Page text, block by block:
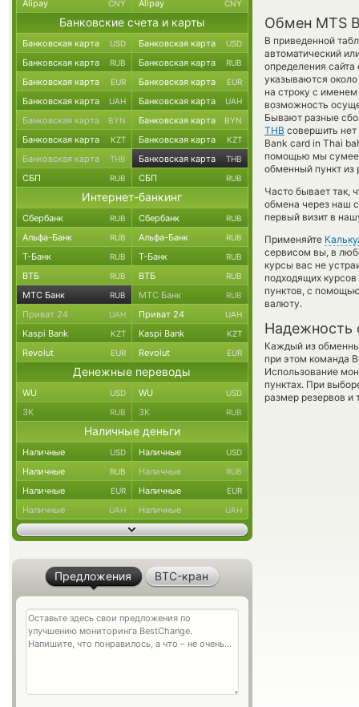
Обмен MTS
В приведенной
автоматический
определения
указываются
на строку с
возможность
Бывают разные
THB совершить
Bank card in Thai
помощью мы
обменный пункт из
Часто бывает так,
обмена через наш
первый визит в
Применяйте
сервисом вы, в
курсы вас не
подходящих
пунктов, с
валюту.
Надежность
Каждый из
при этом команда
Использование
пунктах. При
размер резервов и
Alipay CNY Alipay CNY
Банковские счета и карты
Банковская карта USD Банковская карта USD
Банковская карта RUB Банковская карта RUB
Банковская карта EUR Банковская карта EUR
Банковская карта UAH Банковская карта UAH
Банковская карта BYN Банковская карта BYN
Банковская карта KZT Банковская карта KZT
Банковская карта THB Банковская карта THB
СБП RUB СБП RUB
Интернет-банкинг
Сбербанк RUB Сбербанк RUB
Альфа-Банк RUB Альфа-Банк RUB
Т-Банк RUB Т-Банк RUB
ВТБ RUB ВТБ RUB
МТС Банк RUB МТС Банк RUB
Приват 24 UAH Приват 24 UAH
Kaspi Bank KZT Kaspi Bank KZT
Revolut EUR Revolut EUR
Денежные переводы
WU USD WU USD
ЗК RUB ЗК RUB
Наличные деньги
Наличные USD Наличные USD
Наличные RUB Наличные RUB
Наличные EUR Наличные EUR
Наличные UAH Наличные UAH
Предложения BTC-кран